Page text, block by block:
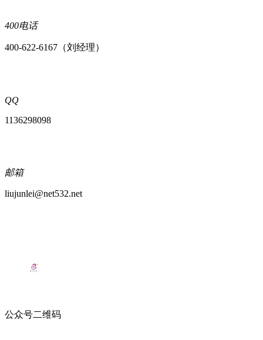
400电话
400-622-6167（刘经理）
QQ
1136298098
邮箱
liujunlei@net532.net
公众号二维码